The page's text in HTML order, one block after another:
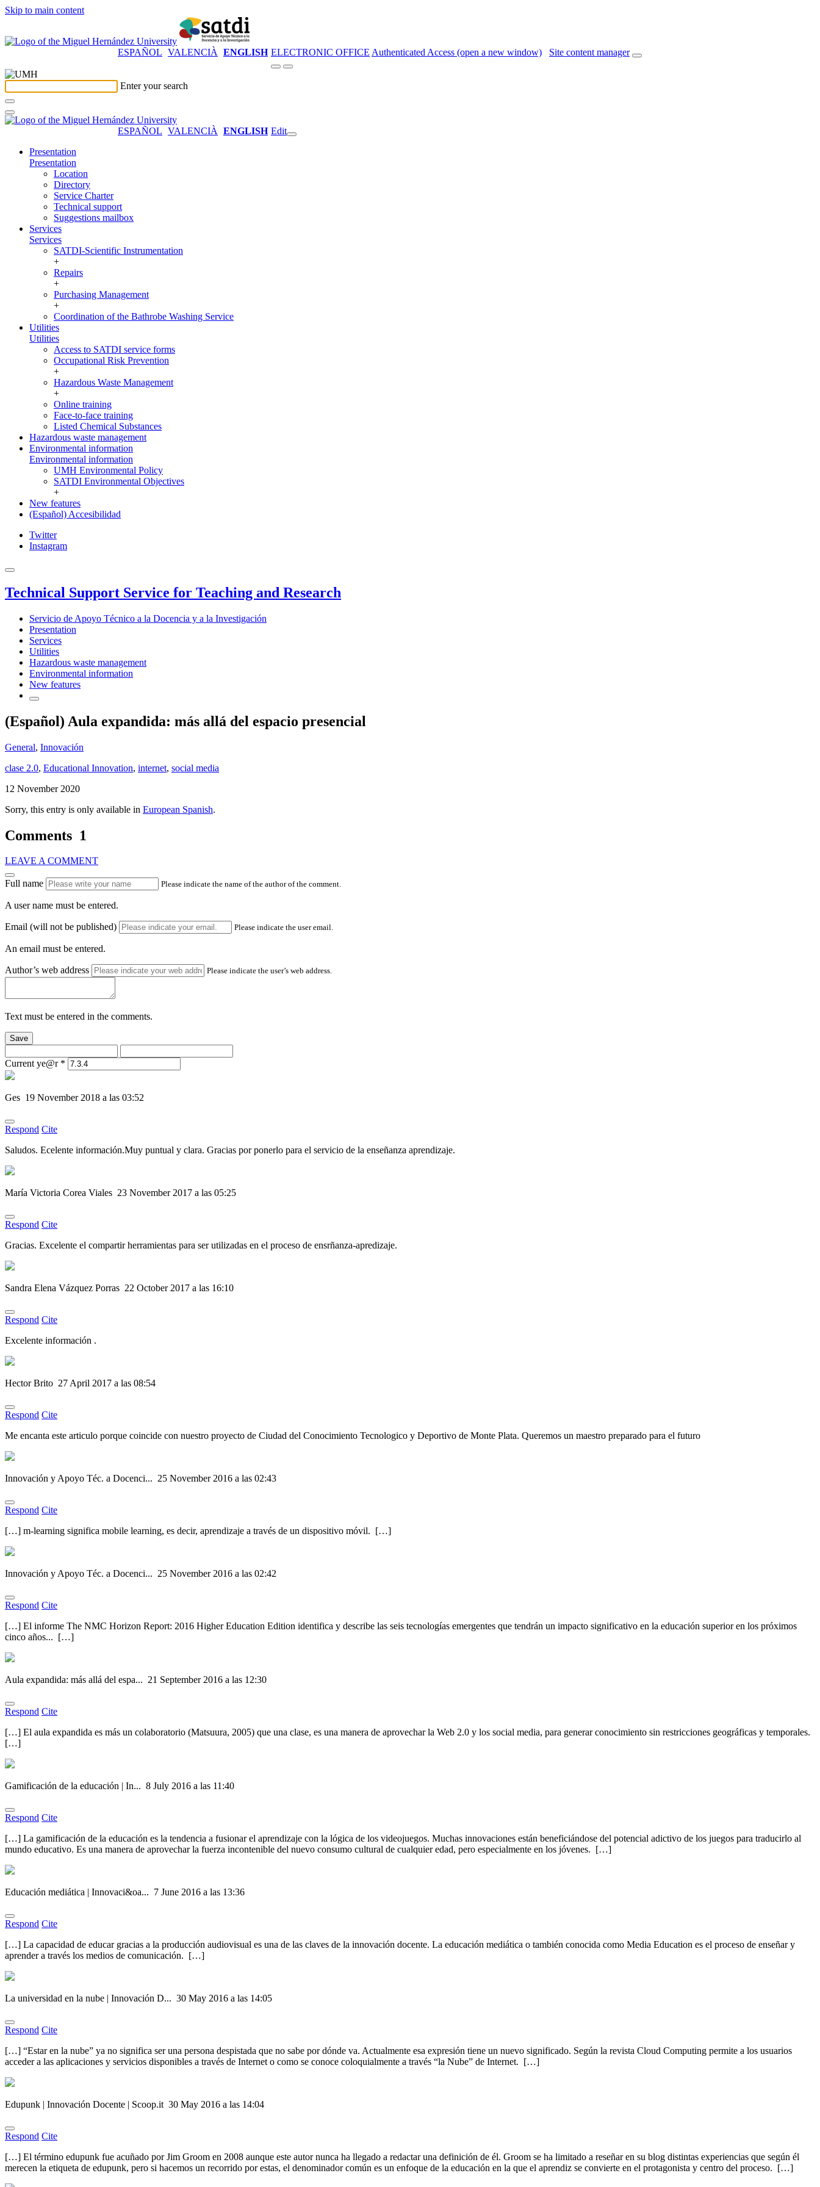
Skip to main content
ESPAÑOL VALENCIÀ ENGLISH ELECTRONIC OFFICE Authenticated Access (open a new window) Site content manager
Enter your search
ESPAÑOL VALENCIÀ ENGLISH Edit
Presentation
Presentation
Location
Directory
Service Charter
Technical support
Suggestions mailbox
Services
Services
SATDI-Scientific Instrumentation
+
Repairs
+
Purchasing Management
+
Coordination of the Bathrobe Washing Service
Utilities
Utilities
Access to SATDI service forms
Occupational Risk Prevention
+
Hazardous Waste Management
+
Online training
Face-to-face training
Listed Chemical Substances
Hazardous waste management
Environmental information
Environmental information
UMH Environmental Policy
SATDI Environmental Objectives
+
New features
(Español) Accesibilidad
Twitter
Instagram
Technical Support Service for Teaching and Research
Servicio de Apoyo Técnico a la Docencia y a la Investigación
Presentation
Services
Utilities
Hazardous waste management
Environmental information
New features
(Español) Aula expandida: más allá del espacio presencial
General, Innovación
clase 2.0, Educational Innovation, internet, social media
12 November 2020
Sorry, this entry is only available in European Spanish.
Comments 1
LEAVE A COMMENT
Full name Please indicate the name of the author of the comment.
A user name must be entered.
Email (will not be published) Please indicate the user email.
An email must be entered.
Author’s web address Please indicate the user’s web address.
Text must be entered in the comments.
Save
Current ye@r *
Ges 19 November 2018 a las 03:52
Respond Cite
Saludos. Ecelente información.Muy puntual y clara. Gracias por ponerlo para el servicio de la enseñanza aprendizaje.
María Victoria Corea Viales 23 November 2017 a las 05:25
Respond Cite
Gracias. Excelente el compartir herramientas para ser utilizadas en el proceso de ensrñanza-apredizaje.
Sandra Elena Vázquez Porras 22 October 2017 a las 16:10
Respond Cite
Excelente información .
Hector Brito 27 April 2017 a las 08:54
Respond Cite
Me encanta este articulo porque coincide con nuestro proyecto de Ciudad del Conocimiento Tecnologico y Deportivo de Monte Plata. Queremos un maestro preparado para el futuro
Innovación y Apoyo Téc. a Docenci... 25 November 2016 a las 02:43
Respond Cite
[…] m-learning significa mobile learning, es decir, aprendizaje a través de un dispositivo móvil. […]
Innovación y Apoyo Téc. a Docenci... 25 November 2016 a las 02:42
Respond Cite
[…] El informe The NMC Horizon Report: 2016 Higher Education Edition identifica y describe las seis tecnologías emergentes que tendrán un impacto significativo en la educación superior en los próximos
cinco años... […]
Aula expandida: más allá del espa... 21 September 2016 a las 12:30
Respond Cite
[…] El aula expandida es más un colaboratorio (Matsuura, 2005) que una clase, es una manera de aprovechar la Web 2.0 y los social media, para generar conocimiento sin restricciones geográficas y temporales.
[…]
Gamificación de la educación | In... 8 July 2016 a las 11:40
Respond Cite
[…] La gamificación de la educación es la tendencia a fusionar el aprendizaje con la lógica de los videojuegos. Muchas innovaciones están beneficiándose del potencial adictivo de los juegos para traducirlo al
mundo educativo. Es una manera de aprovechar la fuerza incontenible del nuevo consumo cultural de cualquier edad, pero especialmente en los jóvenes. […]
Educación mediática | Innovaci&oa... 7 June 2016 a las 13:36
Respond Cite
[…] La capacidad de educar gracias a la producción audiovisual es una de las claves de la innovación docente. La educación mediática o también conocida como Media Education es el proceso de enseñar y
aprender a través los medios de comunicación. […]
La universidad en la nube | Innovación D... 30 May 2016 a las 14:05
Respond Cite
[…] “Estar en la nube” ya no significa ser una persona despistada que no sabe por dónde va. Actualmente esa expresión tiene un nuevo significado. Según la revista Cloud Computing permite a los usuarios
acceder a las aplicaciones y servicios disponibles a través de Internet o como se conoce coloquialmente a través “la Nube” de Internet. […]
Edupunk | Innovación Docente | Scoop.it 30 May 2016 a las 14:04
Respond Cite
[…] El término edupunk fue acuñado por Jim Groom en 2008 aunque este autor nunca ha llegado a redactar una definición de él. Groom se ha limitado a reseñar en su blog distintas experiencias que según él
merecen la etiqueta de edupunk, pero si hacemos un recorrido por estas, el denominador común es un enfoque de la educación en la que el aprendiz se convierte en el protagonista y centro del proceso. […]